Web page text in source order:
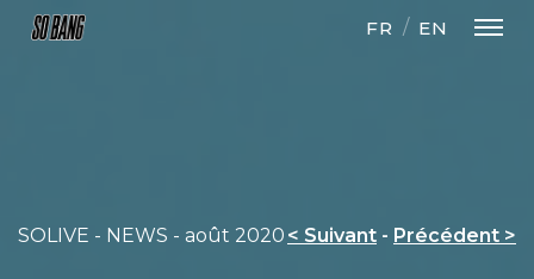
FR EN
< Suivant - Précédent >
SOLIVE - NEWS - août 2020